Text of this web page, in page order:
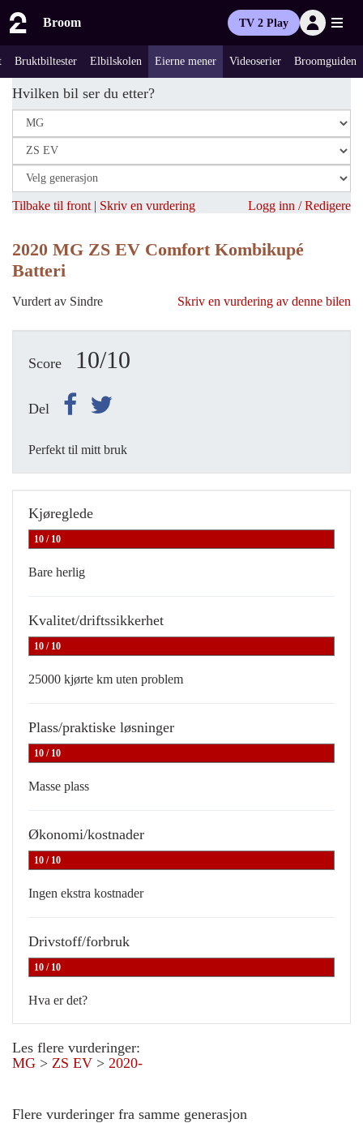
Broom TV 2 Play
Bruktbiltester Elbilskolen Eierne mener Videoserier Broomguiden
Hvilken bil ser du etter?
Tilbake til front | Skriv en vurdering Logg inn / Redigere
2020 MG ZS EV Comfort Kombikupé
Batteri
Vurdert av Sindre Skriv en vurdering av denne bilen
Score 10/10
Del
Perfekt til mitt bruk
Kjøreglede
10 / 10
Bare herlig
Kvalitet/driftssikkerhet
10 / 10
25000 kjørte km uten problem
Plass/praktiske løsninger
10 / 10
Masse plass
Økonomi/kostnader
10 / 10
Ingen ekstra kostnader
Drivstoff/forbruk
10 / 10
Hva er det?
Les flere vurderinger:
MG > ZS EV > 2020-
Flere vurderinger fra samme generasjon